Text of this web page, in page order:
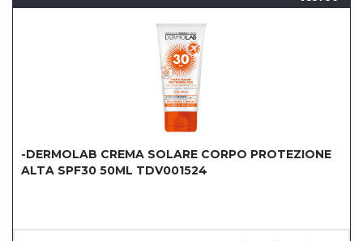
-DERMOLAB CREMA SOLARE CORPO PROTEZIONE
ALTA SPF30 50ML TDV001524